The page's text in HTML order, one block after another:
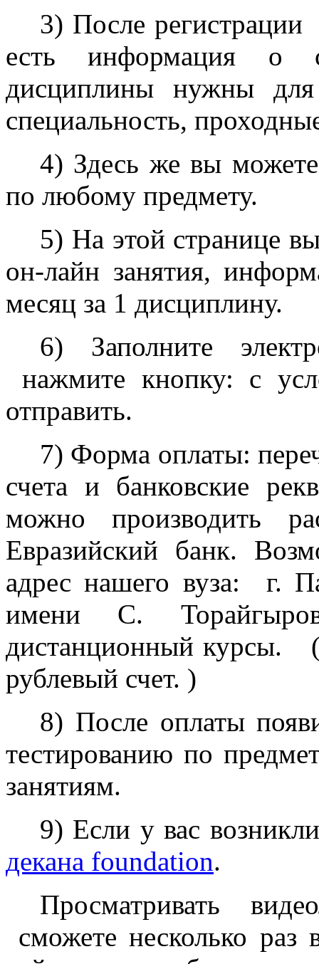
3) После регистрации
есть информация о
дисциплины нужны
специальность,
4) Здесь же вы
по любому предмету.
5) На этой странице
он-лайн занятия,
месяц за 1 дисциплину.
6) Заполните
нажмите кнопку: с
отправить.
7) Форма оплаты:
счета и банковские
можно производить
Евразийский банк.
адрес нашего вуза: г.
имени С.
дистанционный курсы.
рублевый счет. )
8) После оплаты
тестированию по
занятиям.
9) Если у вас
декана foundation.
Просматривать
сможете несколько